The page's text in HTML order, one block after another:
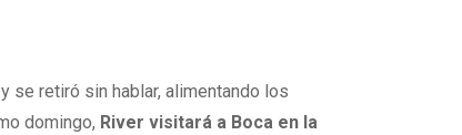
se retiró sin hablar, alimentando los
domingo, River visitará a Boca en la